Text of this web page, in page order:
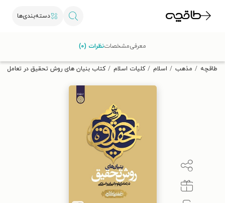
دسته‌بندی‌ها
تخفیف از طاقچه دریافت کن.
طاقچه مذهب اسلام کلیات اسلام کتاب بنیان های روش تحقیق در تعامل
معرفیمشخصاتنظرات (۰)